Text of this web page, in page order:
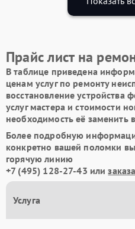
Прайс лист на
В таблице приведена
ценам услуг по ремонту
восстановление устройства
услуг мастера и стоимости
необходимость её заменить
Более подробную
конкретно вашей поломки
горячую линию
+7 (495) 128-27-43 или
Услуга